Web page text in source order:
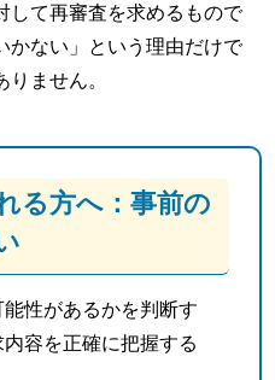
して再審査を求めるもので
かない」という理由だけで
ません。
る方へ：事前の
性があるかを判断す
容を正確に把握する